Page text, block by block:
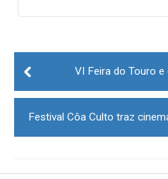
Post
navigationVI Feira do Touro